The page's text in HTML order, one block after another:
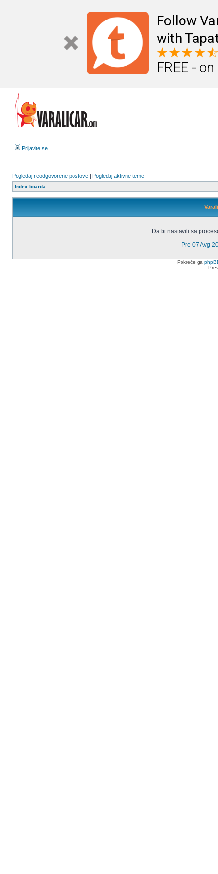
Follow
with
FREE -
Prijavite se
Pogledaj neodgovorene postove | Pogledaj aktivne teme
Index boarda
Da bi nastavili sa
Pre 07 Avg
Pokreće ga